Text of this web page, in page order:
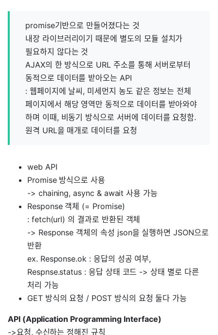
promise기반으로 만들어졌다는 것
내장 라이브러리이기 때문에 별도의 모듈 설치가
필요하지 않다는 것
AJAX의 한 방식으로 URL 주소를 통해 서버로부터
동적으로 데이터를 받아오는 API
: 웹페이지에 날씨, 미세먼지 농도 같은 정보는 전체
페이지에서 해당 영역만 동적으로 데이터를 받아와야
하며 이때, 비동기 방식으로 서버에 데이터를 요청함.
원격 URL을 매개로 데이터를 요청
web API
Promise 방식으로 사용
-> chaining, async & await 사용 가능
Response 객체 (= Promise)
: fetch(url) 의 결과로 반환된 객체
-> Response 객체의 속성 json을 실행하면 JSON으로
반환
ex. Response.ok : 응답의 성공 여부,
Respnse.status : 응답 상태 코드 -> 상태 별로 다른
처리 가능
GET 방식의 요청 / POST 방식의 요청 둘다 가능
API (Application Programming Interface)
->요청, 수신하는 정해진 규칙